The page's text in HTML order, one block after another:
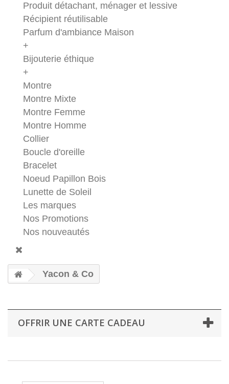
Produit détachant, ménager et lessive
Récipient réutilisable
Parfum d'ambiance Maison
+
Bijouterie éthique
+
Montre
Montre Mixte
Montre Femme
Montre Homme
Collier
Boucle d'oreille
Bracelet
Noeud Papillon Bois
Lunette de Soleil
Les marques
Nos Promotions
Nos nouveautés
Yacon & Co
OFFRIR UNE CARTE CADEAU